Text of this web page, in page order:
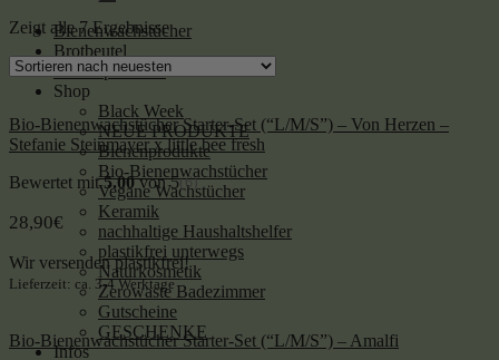
Bienenwachstücher
Brotbeutel
Bienenprodukte
Shop
Black Week
NEUE PRODUKTE
Bienenprodukte
Bio-Bienenwachstücher
Vegane Wachstücher
Keramik
nachhaltige Haushaltshelfer
plastikfrei unterwegs
Naturkosmetik
Zerowaste Badezimmer
Gutscheine
GESCHENKE
Infos
Zeigt alle 7 Ergebnisse
Bio-Bienenwachstücher Starter-Set (“L/M/S”) – Von Herzen –
Stefanie Steinmayer x little bee fresh
Bewertet mit5.00von 5(6)
28,90€
Wir versenden plastikfrei!
Lieferzeit: ca. 3-4 Werktage
Bio-Bienenwachstücher Starter-Set (“L/M/S”) – Amalfi